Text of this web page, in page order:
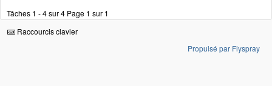
Tâches 1 - 4 sur 4 Page 1 sur 1
Raccourcis clavier
Propulsé par Flyspray